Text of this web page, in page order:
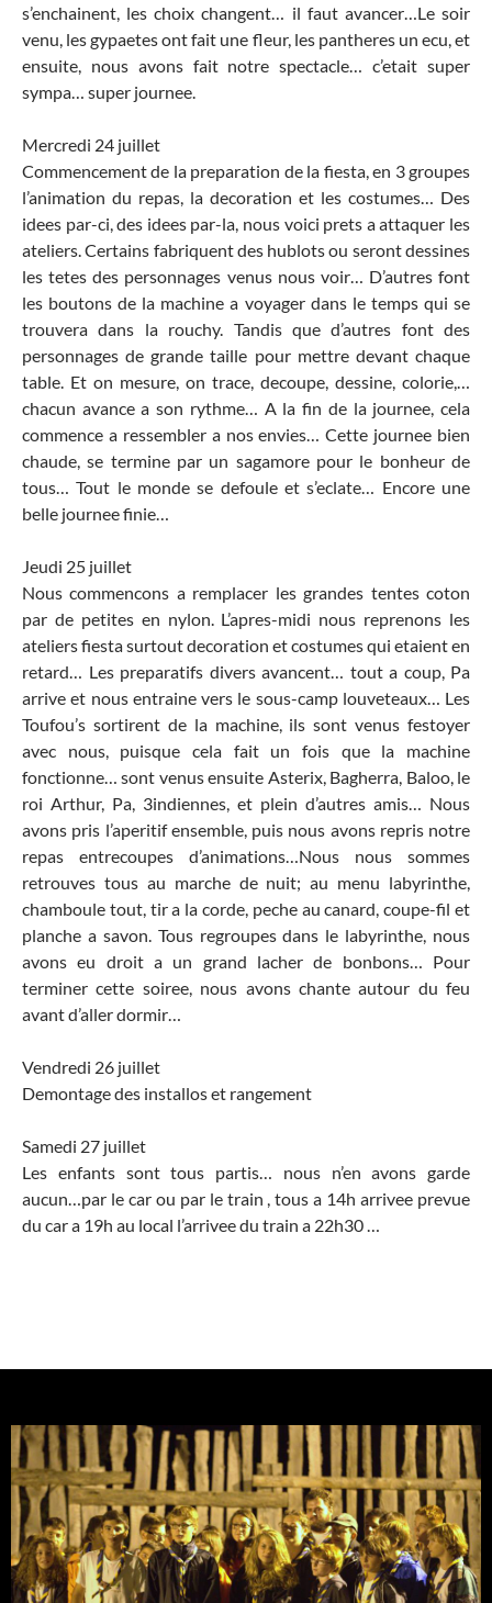
s’enchainent, les choix changent… il faut avancer…Le soir
venu, les gypaetes ont fait une fleur, les pantheres un ecu, et
ensuite, nous avons fait notre spectacle… c’etait super
sympa… super journee.
Mercredi 24 juillet
Commencement de la preparation de la fiesta, en 3 groupes
l’animation du repas, la decoration et les costumes… Des
idees par-ci, des idees par-la, nous voici prets a attaquer les
ateliers. Certains fabriquent des hublots ou seront dessines
les tetes des personnages venus nous voir… D’autres font
les boutons de la machine a voyager dans le temps qui se
trouvera dans la rouchy. Tandis que d’autres font des
personnages de grande taille pour mettre devant chaque
table. Et on mesure, on trace, decoupe, dessine, colorie,…
chacun avance a son rythme… A la fin de la journee, cela
commence a ressembler a nos envies… Cette journee bien
chaude, se termine par un sagamore pour le bonheur de
tous… Tout le monde se defoule et s’eclate… Encore une
belle journee finie…
Jeudi 25 juillet
Nous commencons a remplacer les grandes tentes coton
par de petites en nylon. L’apres-midi nous reprenons les
ateliers fiesta surtout decoration et costumes qui etaient en
retard… Les preparatifs divers avancent… tout a coup, Pa
arrive et nous entraine vers le sous-camp louveteaux… Les
Toufou’s sortirent de la machine, ils sont venus festoyer
avec nous, puisque cela fait un fois que la machine
fonctionne… sont venus ensuite Asterix, Bagherra, Baloo, le
roi Arthur, Pa, 3indiennes, et plein d’autres amis… Nous
avons pris l’aperitif ensemble, puis nous avons repris notre
repas entrecoupes d’animations…Nous nous sommes
retrouves tous au marche de nuit; au menu labyrinthe,
chamboule tout, tir a la corde, peche au canard, coupe-fil et
planche a savon. Tous regroupes dans le labyrinthe, nous
avons eu droit a un grand lacher de bonbons… Pour
terminer cette soiree, nous avons chante autour du feu
avant d’aller dormir…
Vendredi 26 juillet
Demontage des installos et rangement
Samedi 27 juillet
Les enfants sont tous partis… nous n’en avons garde
aucun…par le car ou par le train , tous a 14h arrivee prevue
du car a 19h au local l’arrivee du train a 22h30 …